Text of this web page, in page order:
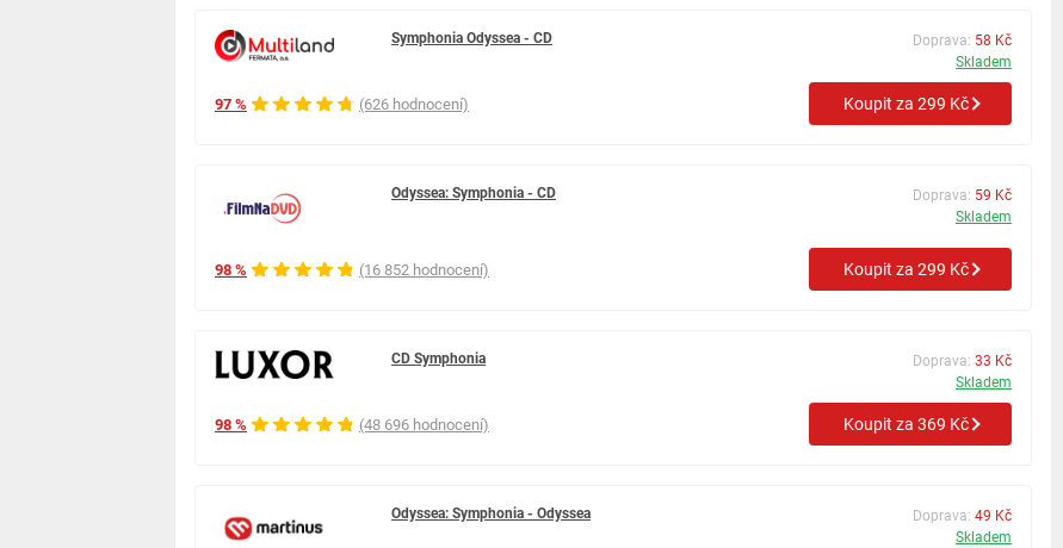
97 % (626 hodnocení)
Symphonia Odyssea - CD Doprava: 58 Kč
Skladem
Koupit za 299 Kč
98 % (16 852 hodnocení)
Odyssea: Symphonia - CD Doprava: 59 Kč
Skladem
Koupit za 299 Kč
98 % (48 696 hodnocení)
CD Symphonia Doprava: 33 Kč
Skladem
Koupit za 369 Kč
Odyssea: Symphonia - Odyssea Doprava: 49 Kč
Skladem